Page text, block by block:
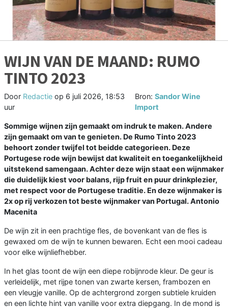
WIJN VAN DE MAAND: RUMO
TINTO 2023
Door Redactie op 6 juli 2026, 18:53
uur
Bron: Sandor Wine
Import
Sommige wijnen zijn gemaakt om indruk te maken. Andere
zijn gemaakt om van te genieten. De Rumo Tinto 2023
behoort zonder twijfel tot beidde categorieen. Deze
Portugese rode wijn bewijst dat kwaliteit en toegankelijkheid
uitstekend samengaan. Achter deze wijn staat een wijnmaker
die duidelijk kiest voor balans, rijp fruit en puur drinkplezier,
met respect voor de Portugese traditie. En deze wijnmaker is
2x op rij verkozen tot beste wijnmaker van Portugal. Antonio
Macenita
De wijn zit in een prachtige fles, de bovenkant van de fles is
gewaxed om de wijn te kunnen bewaren. Echt een mooi cadeau
voor elke wijnliefhebber.
In het glas toont de wijn een diepe robijnrode kleur. De geur is
verleidelijk, met rijpe tonen van zwarte kersen, frambozen en
een vleugje vanille. Op de achtergrond zorgen subtiele kruiden
en een lichte hint van vanille voor extra diepgang. In de mond is